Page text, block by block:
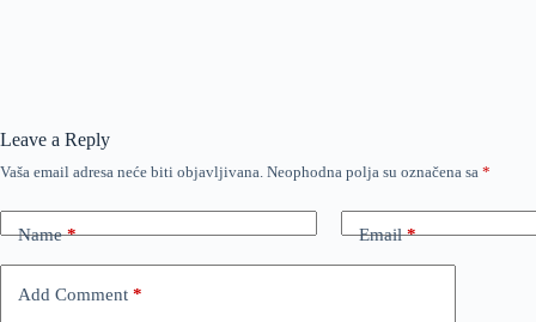
Leave a Reply
Vaša email adresa neće biti objavljivana. Neophodna polja su označena sa *
Name* Email*
Add Comment *